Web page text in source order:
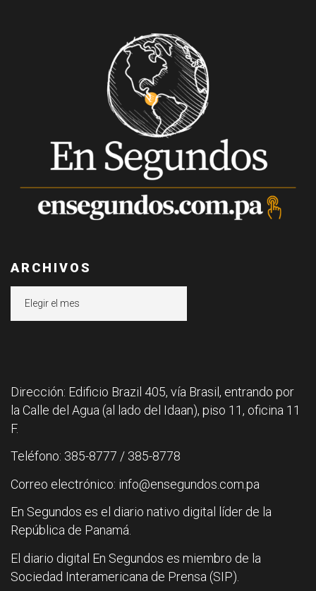
ARCHIVOS
Dirección: Edificio Brazil 405, vía Brasil, entrando por
la Calle del Agua (al lado del Idaan), piso 11, oficina 11
F.
Teléfono: 385-8777 / 385-8778
Correo electrónico: info@ensegundos.com.pa
En Segundos es el diario nativo digital líder de la
República de Panamá.
El diario digital En Segundos es miembro de la
Sociedad Interamericana de Prensa (SIP).